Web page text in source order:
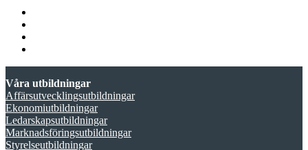
Våra utbildningar
Affärsutvecklingsutbildningar
Ekonomiutbildningar
Ledarskapsutbildningar
Marknadsföringsutbildningar
Styrelseutbildningar